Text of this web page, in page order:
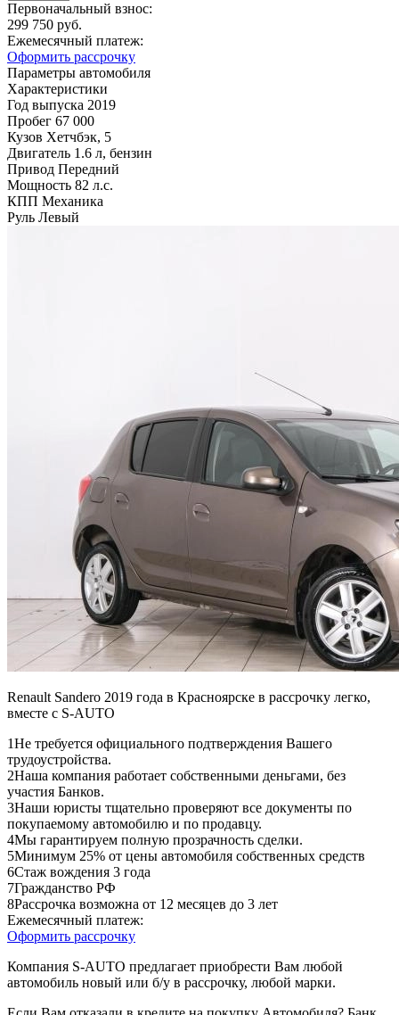
Первоначальный взнос:
299 750 руб.
Ежемесячный платеж:
Оформить рассрочку
Параметры автомобиля
Характеристики
Год выпуска 2019
Пробег 67 000
Кузов Хетчбэк, 5
Двигатель 1.6 л, бензин
Привод Передний
Мощность 82 л.с.
КПП Механика
Руль Левый
Renault Sandero 2019 года в Красноярске в рассрочку легко,
вместе с S-AUTO
1Не требуется официального подтверждения Вашего
трудоустройства.
2Наша компания работает собственными деньгами, без
участия Банков.
3Наши юристы тщательно проверяют все документы по
покупаемому автомобилю и по продавцу.
4Мы гарантируем полную прозрачность сделки.
5Минимум 25% от цены автомобиля собственных средств
6Стаж вождения 3 года
7Гражданство РФ
8Рассрочка возможна от 12 месяцев до 3 лет
Ежемесячный платеж:
Оформить рассрочку
Компания S-AUTO предлагает приобрести Вам любой
автомобиль новый или б/у в рассрочку, любой марки.